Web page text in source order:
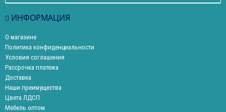
ИНФОРМАЦИЯ
О магазине
Политика конфиденциальности
Условия соглашения
Рассрочка платежа
Доставка
Наши преимущества
Цвета ЛДСП
Мебель оптом